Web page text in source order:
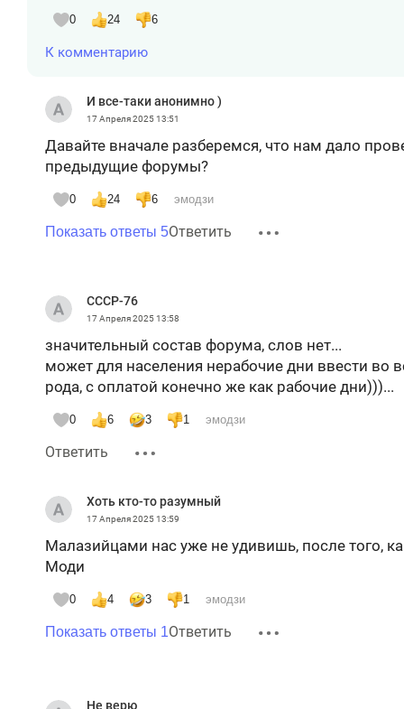
0 24 6
К комментарию
И все-таки анонимно )
17 Апреля 202513:51
Давайте вначале разберемся, что нам дало
предыдущие форумы?
0 24 6 эмодзи
Показать ответы 5Ответить
СССР-76
17 Апреля 202513:58
значительный состав форума, слов нет...
может для населения нерабочие дни ввести во
рода, с оплатой конечно же как рабочие дни)))...
0 6 3 1 эмодзи
Ответить
Хоть кто-то разумный
17 Апреля 202513:59
Малазийцами нас уже не удивишь, после того,
Моди
0 4 3 1 эмодзи
Показать ответы 1Ответить
Не верю